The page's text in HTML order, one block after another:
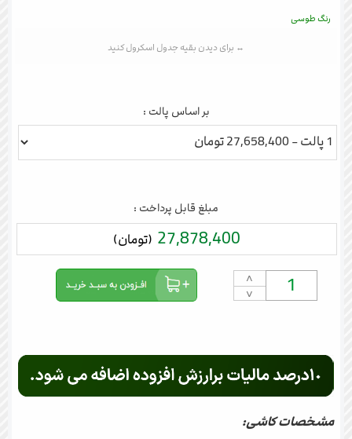
رنگ طوسی
بر اساس پالت :
مبلغ قابل پرداخت :
27,878,400 (تومان)
˄
˅
مشخصات کاشی: